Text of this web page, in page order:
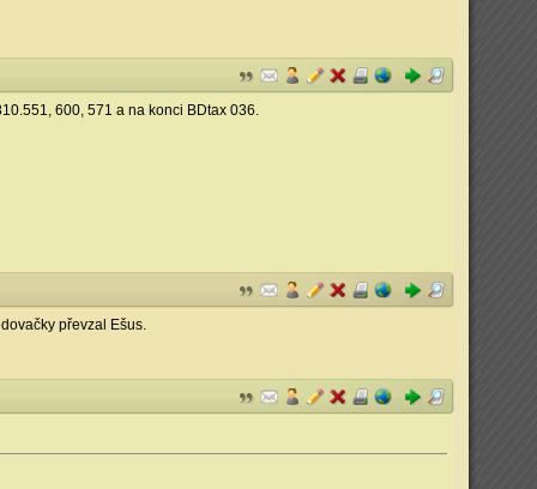
600, 571 a na konci BDtax 036.
převzal Ešus.